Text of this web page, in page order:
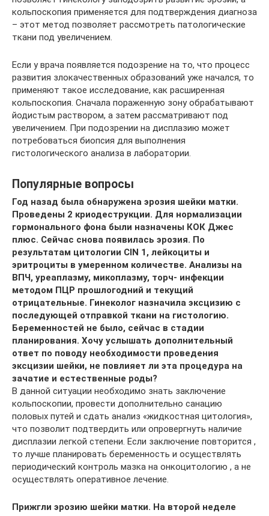
кольпоскопия применяется для подтверждения диагноза
– этот метод позволяет рассмотреть патологические
ткани под увеличением.
Если у врача появляется подозрение на то, что процесс
развития злокачественных образований уже начался, то
применяют такое исследование, как расширенная
кольпоскопия. Сначала пораженную зону обрабатывают
йодистым раствором, а затем рассматривают под
увеличением. При подозрении на дисплазию может
потребоваться биопсия для выполнения
гистологического анализа в лаборатории.
Популярные вопросы
Год назад была обнаружена эрозия шейки матки.
Проведены 2 криодеструкции. Для нормализации
гормонального фона были назначены КОК Джес
плюс. Сейчас снова появилась эрозия. По
результатам цитологии CIN 1, лейкоциты и
эритроциты в умеренном количестве. Анализы на
ВПЧ, уреаплазму, микоплазму, торч- инфекции
методом ПЦР прошлогодний и текущий
отрицательные. Гинеколог назначила эксцизию с
последующей отправкой ткани на гистологию.
Беременностей не было, сейчас в стадии
планирования. Хочу услышать дополнительный
ответ по поводу необходимости проведения
эксцизии шейки, не повлияет ли эта процедура на
зачатие и естественные роды?
В данной ситуации необходимо знать заключение
кольпоскопии, провести дополнительно санацию
половых путей и сдать анализ «жидкостная цитология»,
что позволит подтвердить или опровергнуть наличие
дисплазии легкой степени. Если заключение повторится ,
то лучше планировать беременность и осуществлять
периодический контроль мазка на онкоцитологию , а не
осуществлять оперативное лечение.
Прижгли эрозию шейки матки. На второй неделе